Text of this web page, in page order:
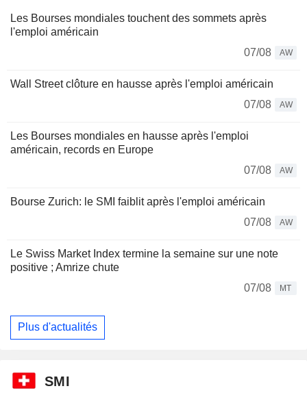
Les Bourses mondiales touchent des sommets après
l'emploi américain
07/08
AW
Wall Street clôture en hausse après l'emploi américain
07/08
AW
Les Bourses mondiales en hausse après l'emploi
américain, records en Europe
07/08
AW
Bourse Zurich: le SMI faiblit après l'emploi américain
07/08
AW
Le Swiss Market Index termine la semaine sur une note
positive ; Amrize chute
07/08
MT
Plus d'actualités
SMI